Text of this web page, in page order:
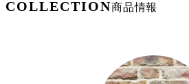
COLLECTION商品情報